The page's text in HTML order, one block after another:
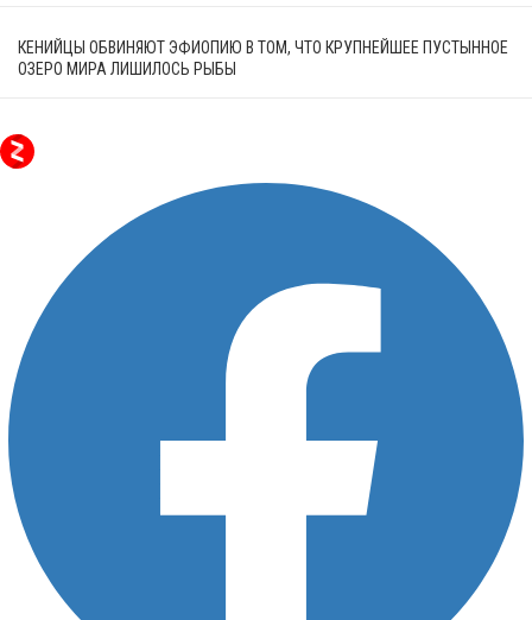
КЕНИЙЦЫ ОБВИНЯЮТ ЭФИОПИЮ В ТОМ, ЧТО КРУПНЕЙШЕЕ ПУСТЫННОЕ
ОЗЕРО МИРА ЛИШИЛОСЬ РЫБЫ